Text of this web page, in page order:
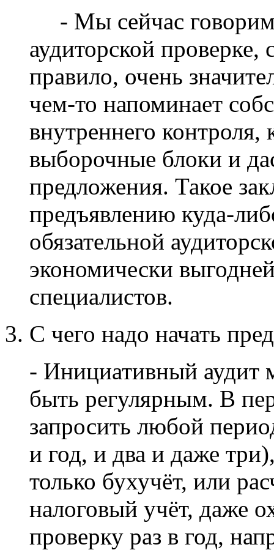
- Мы сейчас говорим
аудиторской проверке,
правило, очень
чем-то напоминает
внутреннего контроля,
выборочные блоки и
предложения. Такое
предъявлению куда-
обязательной
экономически
специалистов.
3. С чего надо начать
- Инициативный аудит
быть регулярным. В
запросить любой
и год, и два и даже
только бухучёт, или
налоговый учёт, даже
проверку раз в год,